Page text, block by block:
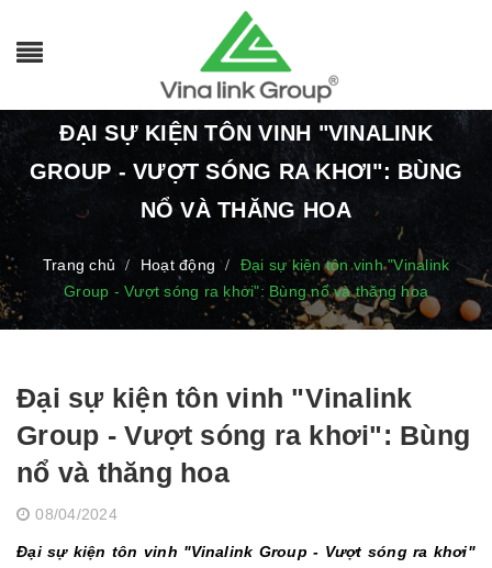
ĐẠI SỰ KIỆN TÔN VINH "VINALINK
GROUP - VƯỢT SÓNG RA KHƠI": BÙNG
NỔ VÀ THĂNG HOA
Trang chủ / Hoạt động /
Đại sự kiện tôn vinh "Vinalink
Group - Vượt sóng ra khơi": Bùng nổ và thăng hoa
Đại sự kiện tôn vinh "Vinalink
Group - Vượt sóng ra khơi": Bùng
nổ và thăng hoa
08/04/2024
Đại sự kiện tôn vinh "Vinalink Group - Vượt sóng ra khơi"